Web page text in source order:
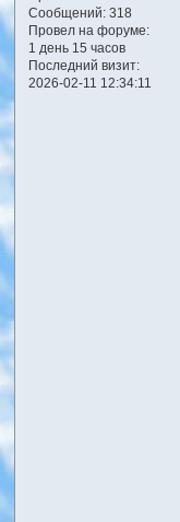
Сообщений:318
Провел на форуме:
1 день 15 часов
Последний визит:
2026-02-11 12:34:11